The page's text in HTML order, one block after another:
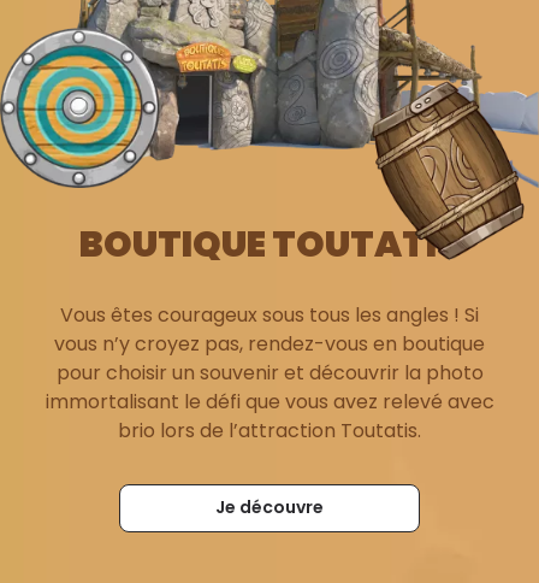
BOUTIQUE TOUTATIS
Vous êtes courageux sous tous les angles ! Si
vous n’y croyez pas, rendez-vous en boutique
pour choisir un souvenir et découvrir la photo
immortalisant le défi que vous avez relevé avec
brio lors de l’attraction Toutatis.
Je découvre